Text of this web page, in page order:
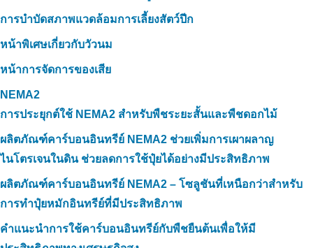
การบำบัดสภาพแวดล้อมการเลี้ยงสัตว์ปีก
หน้าพิเศษเกี่ยวกับวัวนม
หน้าการจัดการของเสีย
NEMA2
การประยุกต์ใช้ NEMA2 สำหรับพืชระยะสั้นและพืชดอกไม้
ผลิตภัณฑ์คาร์บอนอินทรีย์ NEMA2 ช่วยเพิ่มการเผาผลาญ
ไนโตรเจนในดิน ช่วยลดการใช้ปุ๋ยได้อย่างมีประสิทธิภาพ
ผลิตภัณฑ์คาร์บอนอินทรีย์ NEMA2 – โซลูชันที่เหนือกว่าสำหรับ
การทำปุ๋ยหมักอินทรีย์ที่มีประสิทธิภาพ
คำแนะนำการใช้คาร์บอนอินทรีย์กับพืชยืนต้นเพื่อให้มี